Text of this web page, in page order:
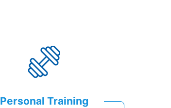
Personal Training